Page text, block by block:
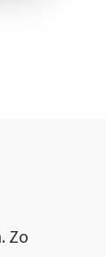
Zo